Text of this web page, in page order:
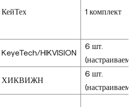
КейТех 1 комплект
KeyeTech/HIKVISION
6 шт.
ХИКВИЖН
6 шт.